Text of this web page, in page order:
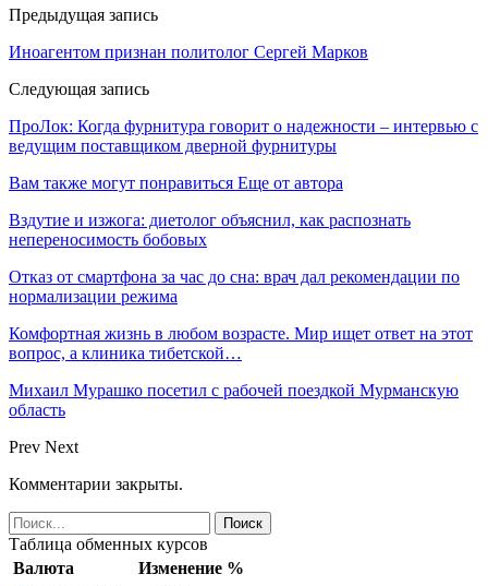
Предыдущая запись
Иноагентом признан политолог Сергей Марков
Следующая запись
ПроЛок: Когда фурнитура говорит о надежности – интервью с
ведущим поставщиком дверной фурнитуры
Вам также могут понравиться Еще от автора
Вздутие и изжога: диетолог объяснил, как распознать
непереносимость бобовых
Отказ от смартфона за час до сна: врач дал рекомендации по
нормализации режима
Комфортная жизнь в любом возрасте. Мир ищет ответ на этот
вопрос, а клиника тибетской…
Михаил Мурашко посетил с рабочей поездкой Мурманскую
область
Prev Next
Комментарии закрыты.
Таблица обменных курсов
Валюта
Изменение %